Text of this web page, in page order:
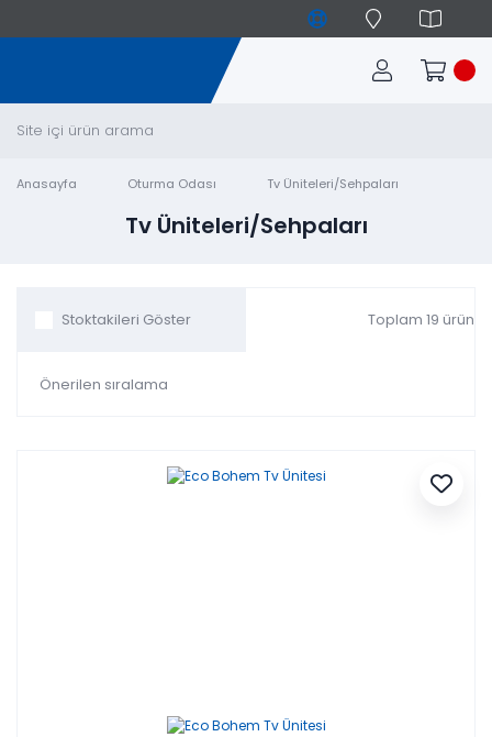
Anasayfa Oturma Odası Tv Üniteleri/Sehpaları
Tv Üniteleri/Sehpaları
Toplam 19 ürün